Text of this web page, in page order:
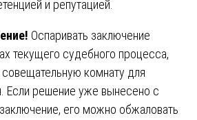
и репутацией.
Оспаривать заключение
текущего судебного процесса,
комнату для
Если решение уже вынесено с
его можно обжаловать